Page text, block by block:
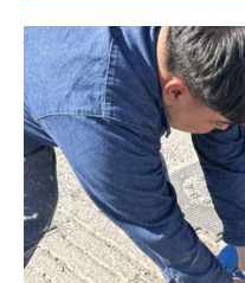
EXA
EL EXACTO
EXA INFORMA
GLOBO
CONTEXTOS
TRAYECTO LAGUNA
A MEDIA MAÑANA
DIÁLOGOS CON LA
TWEETS AND BEATS
LA MEJOR 97.1 ESTÉREO
COLABORADORES
PC29
ACTUALIDADES GREM